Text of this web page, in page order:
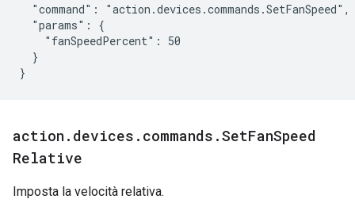
  "command": "action.devices.commands.SetFanSpeed",
  "params": {
    "fanSpeedPercent": 50
  }
}
action . devices . commands .SetFanSpeed
Relative
Imposta la velocità relativa.